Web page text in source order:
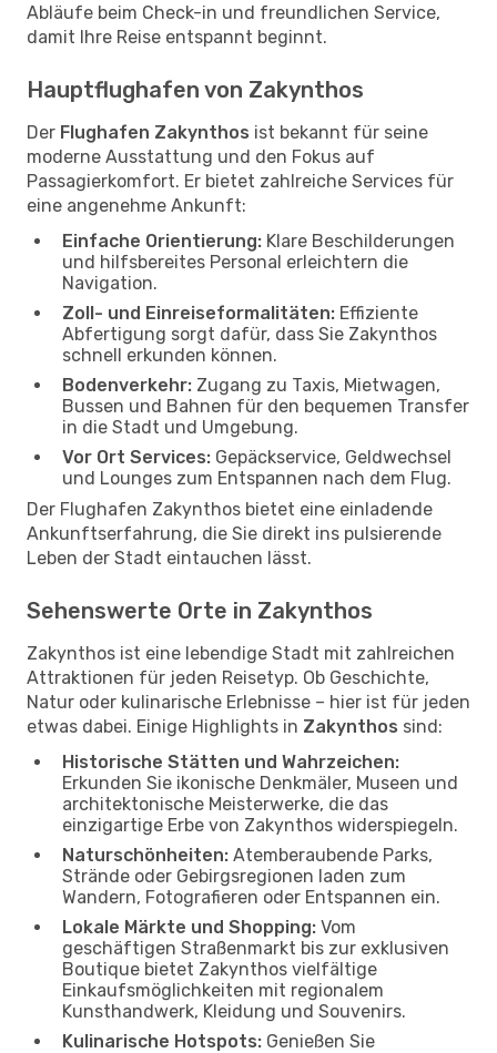
Abläufe beim Check-in und freundlichen Service,
damit Ihre Reise entspannt beginnt.
Hauptflughafen von Zakynthos
Der Flughafen Zakynthos ist bekannt für seine
moderne Ausstattung und den Fokus auf
Passagierkomfort. Er bietet zahlreiche Services für
eine angenehme Ankunft:
Einfache Orientierung: Klare Beschilderungen
und hilfsbereites Personal erleichtern die
Navigation.
Zoll- und Einreiseformalitäten: Effiziente
Abfertigung sorgt dafür, dass Sie Zakynthos
schnell erkunden können.
Bodenverkehr: Zugang zu Taxis, Mietwagen,
Bussen und Bahnen für den bequemen Transfer
in die Stadt und Umgebung.
Vor Ort Services: Gepäckservice, Geldwechsel
und Lounges zum Entspannen nach dem Flug.
Der Flughafen Zakynthos bietet eine einladende
Ankunftserfahrung, die Sie direkt ins pulsierende
Leben der Stadt eintauchen lässt.
Sehenswerte Orte in Zakynthos
Zakynthos ist eine lebendige Stadt mit zahlreichen
Attraktionen für jeden Reisetyp. Ob Geschichte,
Natur oder kulinarische Erlebnisse – hier ist für jeden
etwas dabei. Einige Highlights in Zakynthos sind:
Historische Stätten und Wahrzeichen:
Erkunden Sie ikonische Denkmäler, Museen und
architektonische Meisterwerke, die das
einzigartige Erbe von Zakynthos widerspiegeln.
Naturschönheiten: Atemberaubende Parks,
Strände oder Gebirgsregionen laden zum
Wandern, Fotografieren oder Entspannen ein.
Lokale Märkte und Shopping: Vom
geschäftigen Straßenmarkt bis zur exklusiven
Boutique bietet Zakynthos vielfältige
Einkaufsmöglichkeiten mit regionalem
Kunsthandwerk, Kleidung und Souvenirs.
Kulinarische Hotspots: Genießen Sie